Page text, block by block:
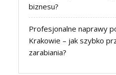
biznesu?
Profesjonalne naprawy
Krakowie – jak szybko
zarabiania?